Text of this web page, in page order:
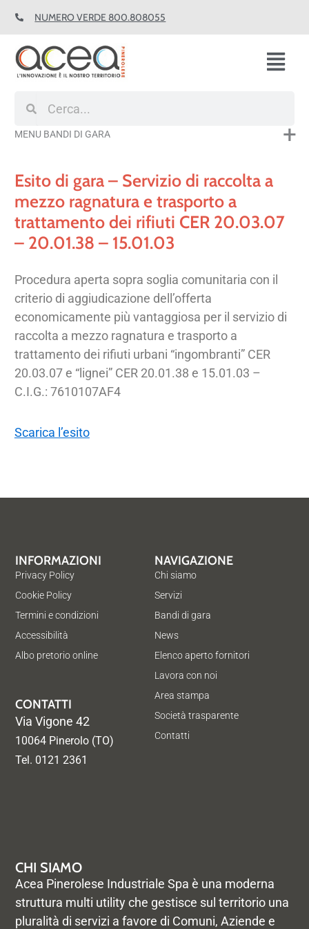
NUMERO VERDE 800.808055
MENU BANDI DI GARA
Esito di gara – Servizio di raccolta a
mezzo ragnatura e trasporto a
trattamento dei rifiuti CER 20.03.07
– 20.01.38 – 15.01.03
Procedura aperta sopra soglia comunitaria con il
criterio di aggiudicazione dell’offerta
economicamente più vantaggiosa per il servizio di
raccolta a mezzo ragnatura e trasporto a
trattamento dei rifiuti urbani “ingombranti” CER
20.03.07 e “lignei” CER 20.01.38 e 15.01.03 –
C.I.G.: 7610107AF4
Scarica l’esito
CHI SIAMO
Acea Pinerolese Industriale Spa è una moderna
struttura multi utility che gestisce sul territorio una
pluralità di servizi a favore di Comuni, Aziende e
NAVIGAZIONE
Chi siamo
Servizi
Bandi di gara
News
Elenco aperto fornitori
Lavora con noi
Area stampa
Società trasparente
Contatti
INFORMAZIONI
Privacy Policy
Cookie Policy
Termini e condizioni
Accessibilità
Albo pretorio online
CONTATTI
Via Vigone 42
10064 Pinerolo (TO)
Tel. 0121 2361